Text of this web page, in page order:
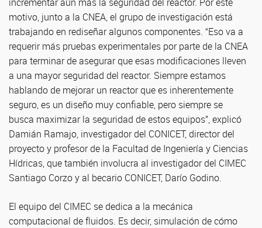
motivo, junto a la CNEA, el grupo de investigación está
trabajando en rediseñar algunos componentes. “Eso va a
requerir más pruebas experimentales por parte de la CNEA
para terminar de asegurar que esas modificaciones lleven
a una mayor seguridad del reactor. Siempre estamos
hablando de mejorar un reactor que es inherentemente
seguro, es un diseño muy confiable, pero siempre se
busca maximizar la seguridad de estos equipos”, explicó
Damián Ramajo, investigador del CONICET, director del
proyecto y profesor de la Facultad de Ingeniería y Ciencias
Hídricas, que también involucra al investigador del CIMEC
Santiago Corzo y al becario CONICET, Darío Godino.
El equipo del CIMEC se dedica a la mecánica
computacional de fluidos. Es decir, simulación de cómo